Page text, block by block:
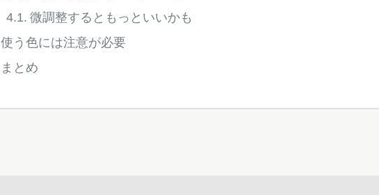
微調整するともっといいかも
使う色には注意が必要
まとめ